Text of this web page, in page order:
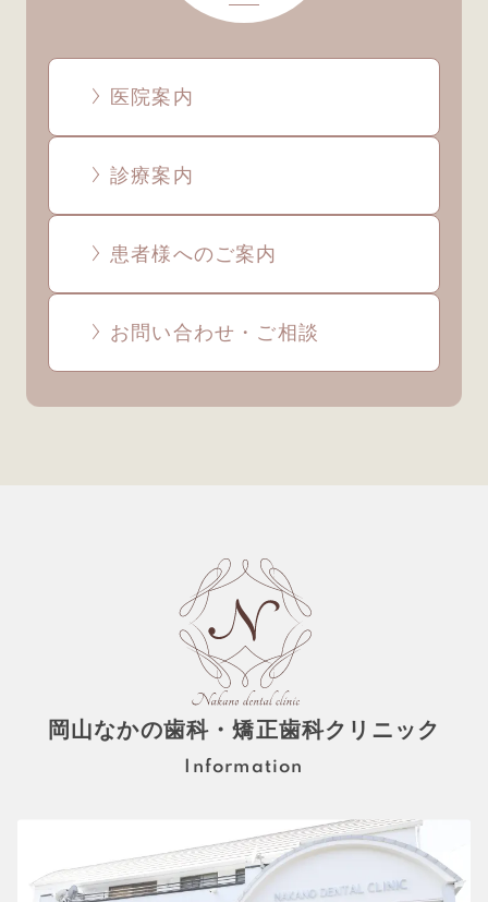
医院案内
診療案内
患者様へのご案内
お問い合わせ・ご相談
岡山なかの歯科・矯正歯科クリニック
Information